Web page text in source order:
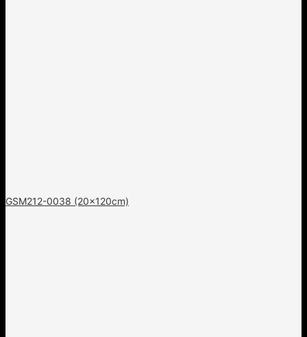
GSM212-0038 (20x120cm)